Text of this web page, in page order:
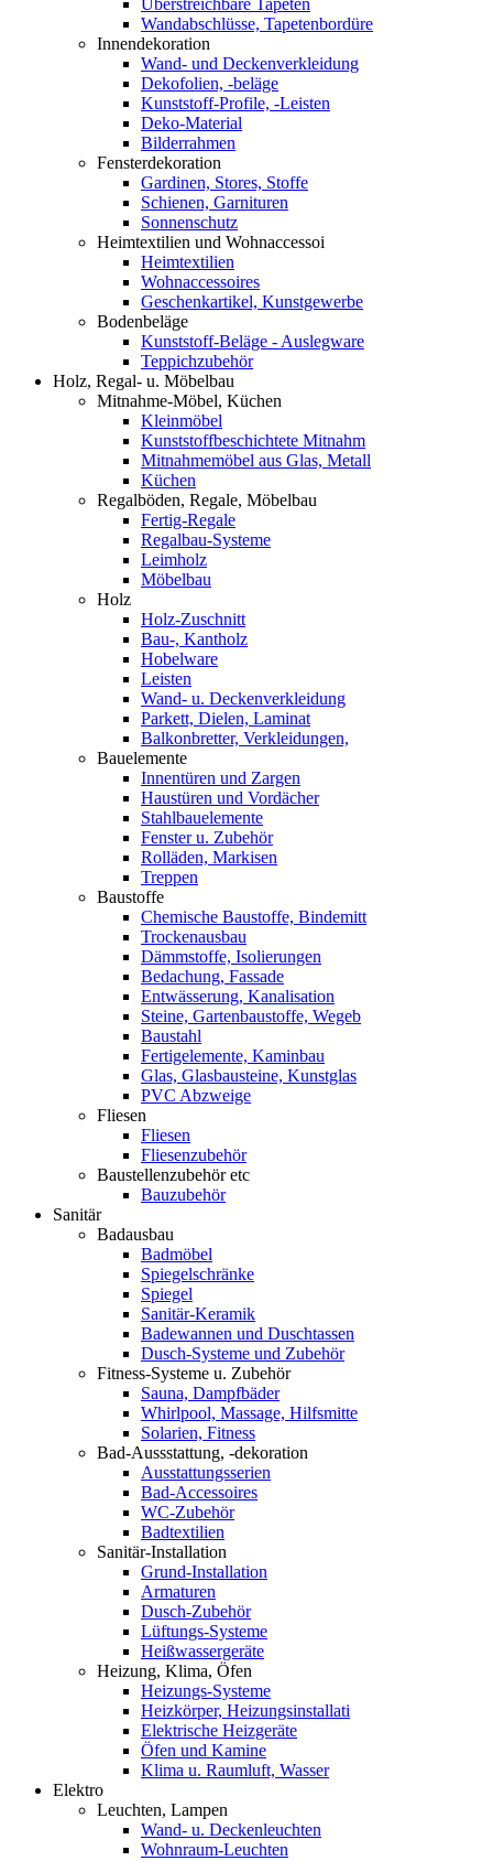
Überstreichbare Tapeten
Wandabschlüsse, Tapetenbordüre
Innendekoration
Wand- und Deckenverkleidung
Dekofolien, -beläge
Kunststoff-Profile, -Leisten
Deko-Material
Bilderrahmen
Fensterdekoration
Gardinen, Stores, Stoffe
Schienen, Garnituren
Sonnenschutz
Heimtextilien und Wohnaccessoi
Heimtextilien
Wohnaccessoires
Geschenkartikel, Kunstgewerbe
Bodenbeläge
Kunststoff-Beläge - Auslegware
Teppichzubehör
Holz, Regal- u. Möbelbau
Mitnahme-Möbel, Küchen
Kleinmöbel
Kunststoffbeschichtete Mitnahm
Mitnahmemöbel aus Glas, Metall
Küchen
Regalböden, Regale, Möbelbau
Fertig-Regale
Regalbau-Systeme
Leimholz
Möbelbau
Holz
Holz-Zuschnitt
Bau-, Kantholz
Hobelware
Leisten
Wand- u. Deckenverkleidung
Parkett, Dielen, Laminat
Balkonbretter, Verkleidungen,
Bauelemente
Innentüren und Zargen
Haustüren und Vordächer
Stahlbauelemente
Fenster u. Zubehör
Rolläden, Markisen
Treppen
Baustoffe
Chemische Baustoffe, Bindemitt
Trockenausbau
Dämmstoffe, Isolierungen
Bedachung, Fassade
Entwässerung, Kanalisation
Steine, Gartenbaustoffe, Wegeb
Baustahl
Fertigelemente, Kaminbau
Glas, Glasbausteine, Kunstglas
PVC Abzweige
Fliesen
Fliesen
Fliesenzubehör
Baustellenzubehör etc
Bauzubehör
Sanitär
Badausbau
Badmöbel
Spiegelschränke
Spiegel
Sanitär-Keramik
Badewannen und Duschtassen
Dusch-Systeme und Zubehör
Fitness-Systeme u. Zubehör
Sauna, Dampfbäder
Whirlpool, Massage, Hilfsmitte
Solarien, Fitness
Bad-Aussstattung, -dekoration
Ausstattungsserien
Bad-Accessoires
WC-Zubehör
Badtextilien
Sanitär-Installation
Grund-Installation
Armaturen
Dusch-Zubehör
Lüftungs-Systeme
Heißwassergeräte
Heizung, Klima, Öfen
Heizungs-Systeme
Heizkörper, Heizungsinstallati
Elektrische Heizgeräte
Öfen und Kamine
Klima u. Raumluft, Wasser
Elektro
Leuchten, Lampen
Wand- u. Deckenleuchten
Wohnraum-Leuchten